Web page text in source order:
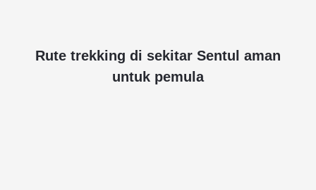
Rute trekking di sekitar Sentul aman
untuk pemula